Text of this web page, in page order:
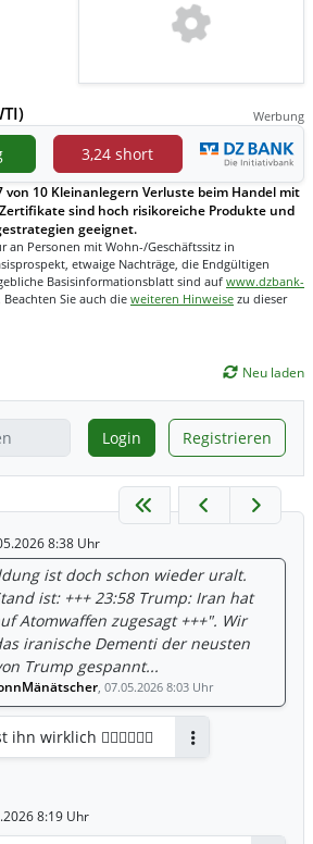
Werbung
3,24 short
10 Kleinanlegern Verluste beim Handel mit
sind hoch risikoreiche Produkte und
geeignet.
an Personen mit Wohn-/Geschäftssitz in
etwaige Nachträge, die Endgültigen
Basisinformationsblatt sind auf www.dzbank-
Sie auch die weiteren Hinweise zu dieser
Neu laden
Login Registrieren
8:38 Uhr
ist doch schon wieder uralt.
ist: +++ 23:58 Trump: Iran hat
Atomwaffen zugesagt +++". Wir
iranische Dementi der neusten
Trump gespannt...
, 07.05.2026 8:03 Uhr
wirklich 🤦🏻‍♂️🤦🏻‍♂️
8:19 Uhr